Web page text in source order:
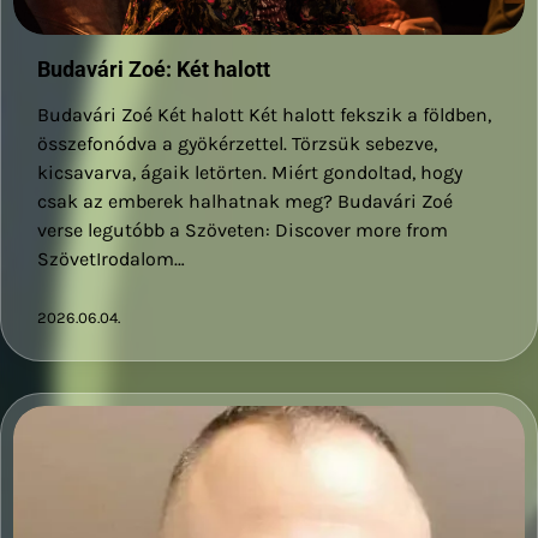
Budavári Zoé: Két halott
Budavári Zoé Két halott Két halott fekszik a földben,
összefonódva a gyökérzettel. Törzsük sebezve,
kicsavarva, ágaik letörten. Miért gondoltad, hogy
csak az emberek halhatnak meg? Budavári Zoé
verse legutóbb a Szöveten: Discover more from
SzövetIrodalom…
2026.06.04.